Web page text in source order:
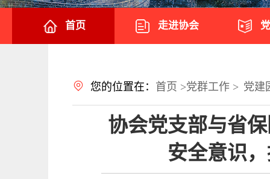
首页 走进协会
您的位置在： 首页 >党群工作 > 党建
协会党支部与省
安全意识